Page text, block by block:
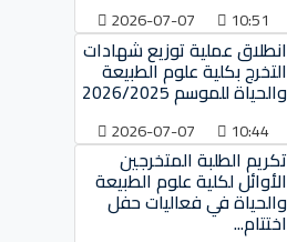
10:51
2026-07-07
انطلاق عملية توزيع شهادات
التخرج بكلية علوم الطبيعة
والحياة للموسم 2026/2025
10:44
2026-07-07
تكريم الطلبة المتخرجين
الأوائل لكلية علوم الطبيعة
والحياة في فعاليات حفل
اختتام...